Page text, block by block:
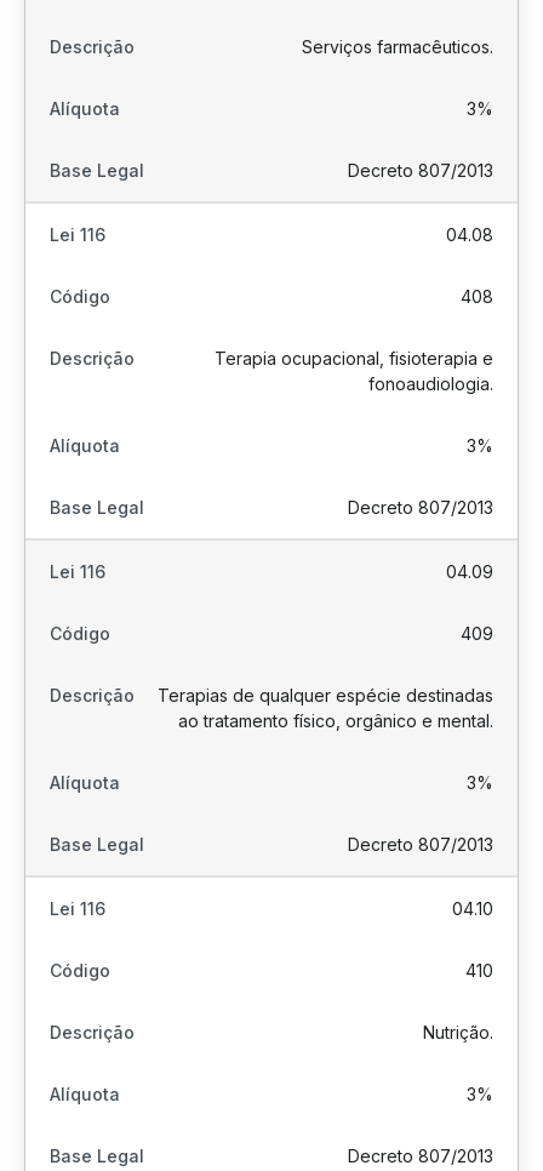
Serviços farmacêuticos.
3%
Decreto 807/2013
04.08
408
Terapia ocupacional, fisioterapia e
fonoaudiologia.
3%
Decreto 807/2013
04.09
409
Terapias de qualquer espécie destinadas
ao tratamento físico, orgânico e mental.
3%
Decreto 807/2013
04.10
410
Nutrição.
3%
Decreto 807/2013